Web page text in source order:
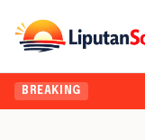
BREAKING